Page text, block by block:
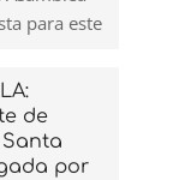
para este
de
por